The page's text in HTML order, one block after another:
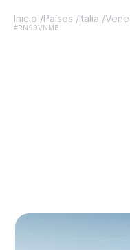
Inicio /Países /Italia /
#RN99VNMB